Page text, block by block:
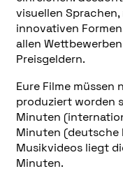
visuellen
innovativen
allen
Preisgeldern.
Eure Filme müssen
produziert worden
Minuten
Minuten (deutsche
Musikvideos liegt
Minuten.